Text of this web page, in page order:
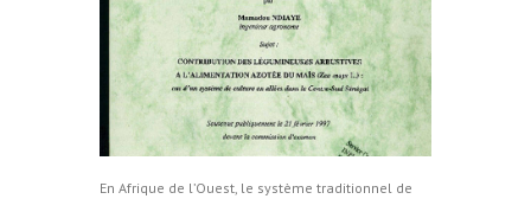
En Afrique de l’Ouest, le système traditionnel de